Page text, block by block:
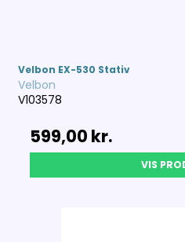
Velbon EX-530 Stativ
Velbon
V103578
599,00 kr.
VIS